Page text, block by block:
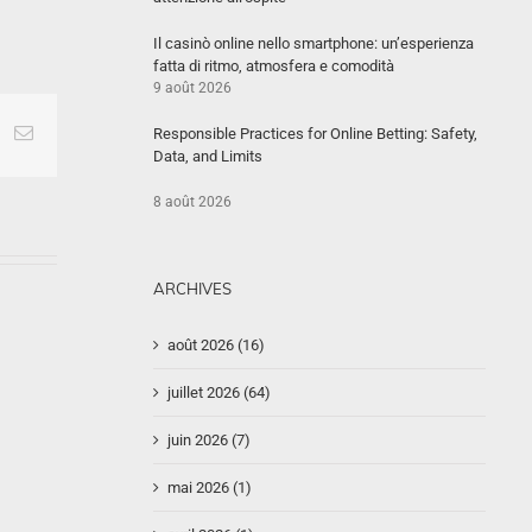
PinterestEmail
Il casinò online nello smartphone: un’esperienza
fatta di ritmo, atmosfera e comodità
9 août 2026
Responsible Practices for Online Betting: Safety,
Data, and Limits
8 août 2026
ARCHIVES
août 2026 (16)
juillet 2026 (64)
juin 2026 (7)
mai 2026 (1)